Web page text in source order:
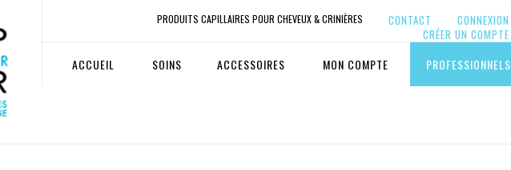
PRODUITS CAPILLAIRES POUR CHEVEUX & CRINIÈRES CONTACT
CONNEXION
CRÉER UN COMPTE
ACCUEIL SOINS ACCESSOIRES MON COMPTE PROFESSIONNELS